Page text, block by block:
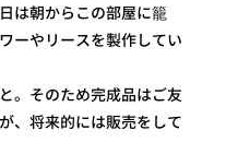
は朝からこの部屋に籠
ーやリースを製作してい
。そのため完成品はご友
、将来的には販売をして